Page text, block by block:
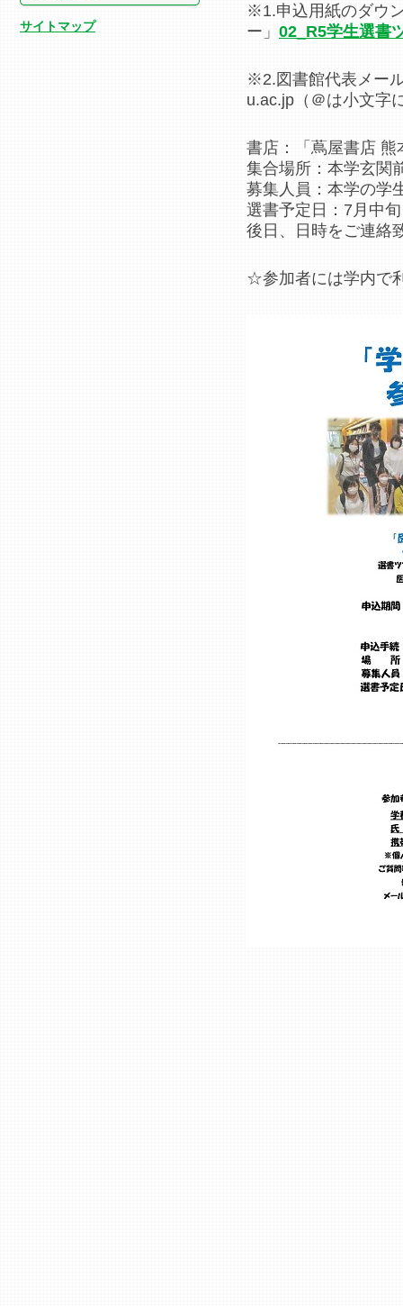
サイトマップ
※1.申込用紙のダウ
ー」 02_R5学生選書
※2.図書館代表メー
u.ac.jp（＠は小文字
書店：「蔦屋書店 熊
集合場所：本学玄関
募集人員：本学の
選書予定日：7月中旬
後日、日時をご連絡
☆参加者には学内で